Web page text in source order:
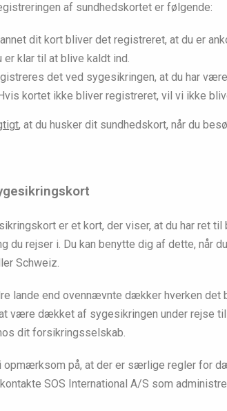
af sundhedskortet er følgende:
dit kort bliver det registreret, at du er
er klar til at blive kaldt ind.
det ved sygesikringen, at du har
kortet ikke bliver registreret, vil vi ikke
, at du husker dit sundhedskort, når du
er et kort, der viser, at du har ret
du rejser i. Du kan benytte dig af dette, når
Schweiz.
lande end ovennævnte dækker hverken
være dækket af sygesikringen under rejse
dit forsikringsselskab.
opmærksom på, at der er særlige regler for
SOS International A/S som